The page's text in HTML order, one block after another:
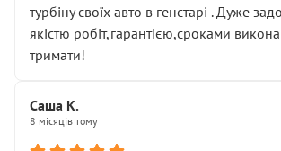
турбіну своїх авто в генстарі . Дуже
якістю робіт,гарантією,сроками
тримати!
Саша К.
8 місяців тому